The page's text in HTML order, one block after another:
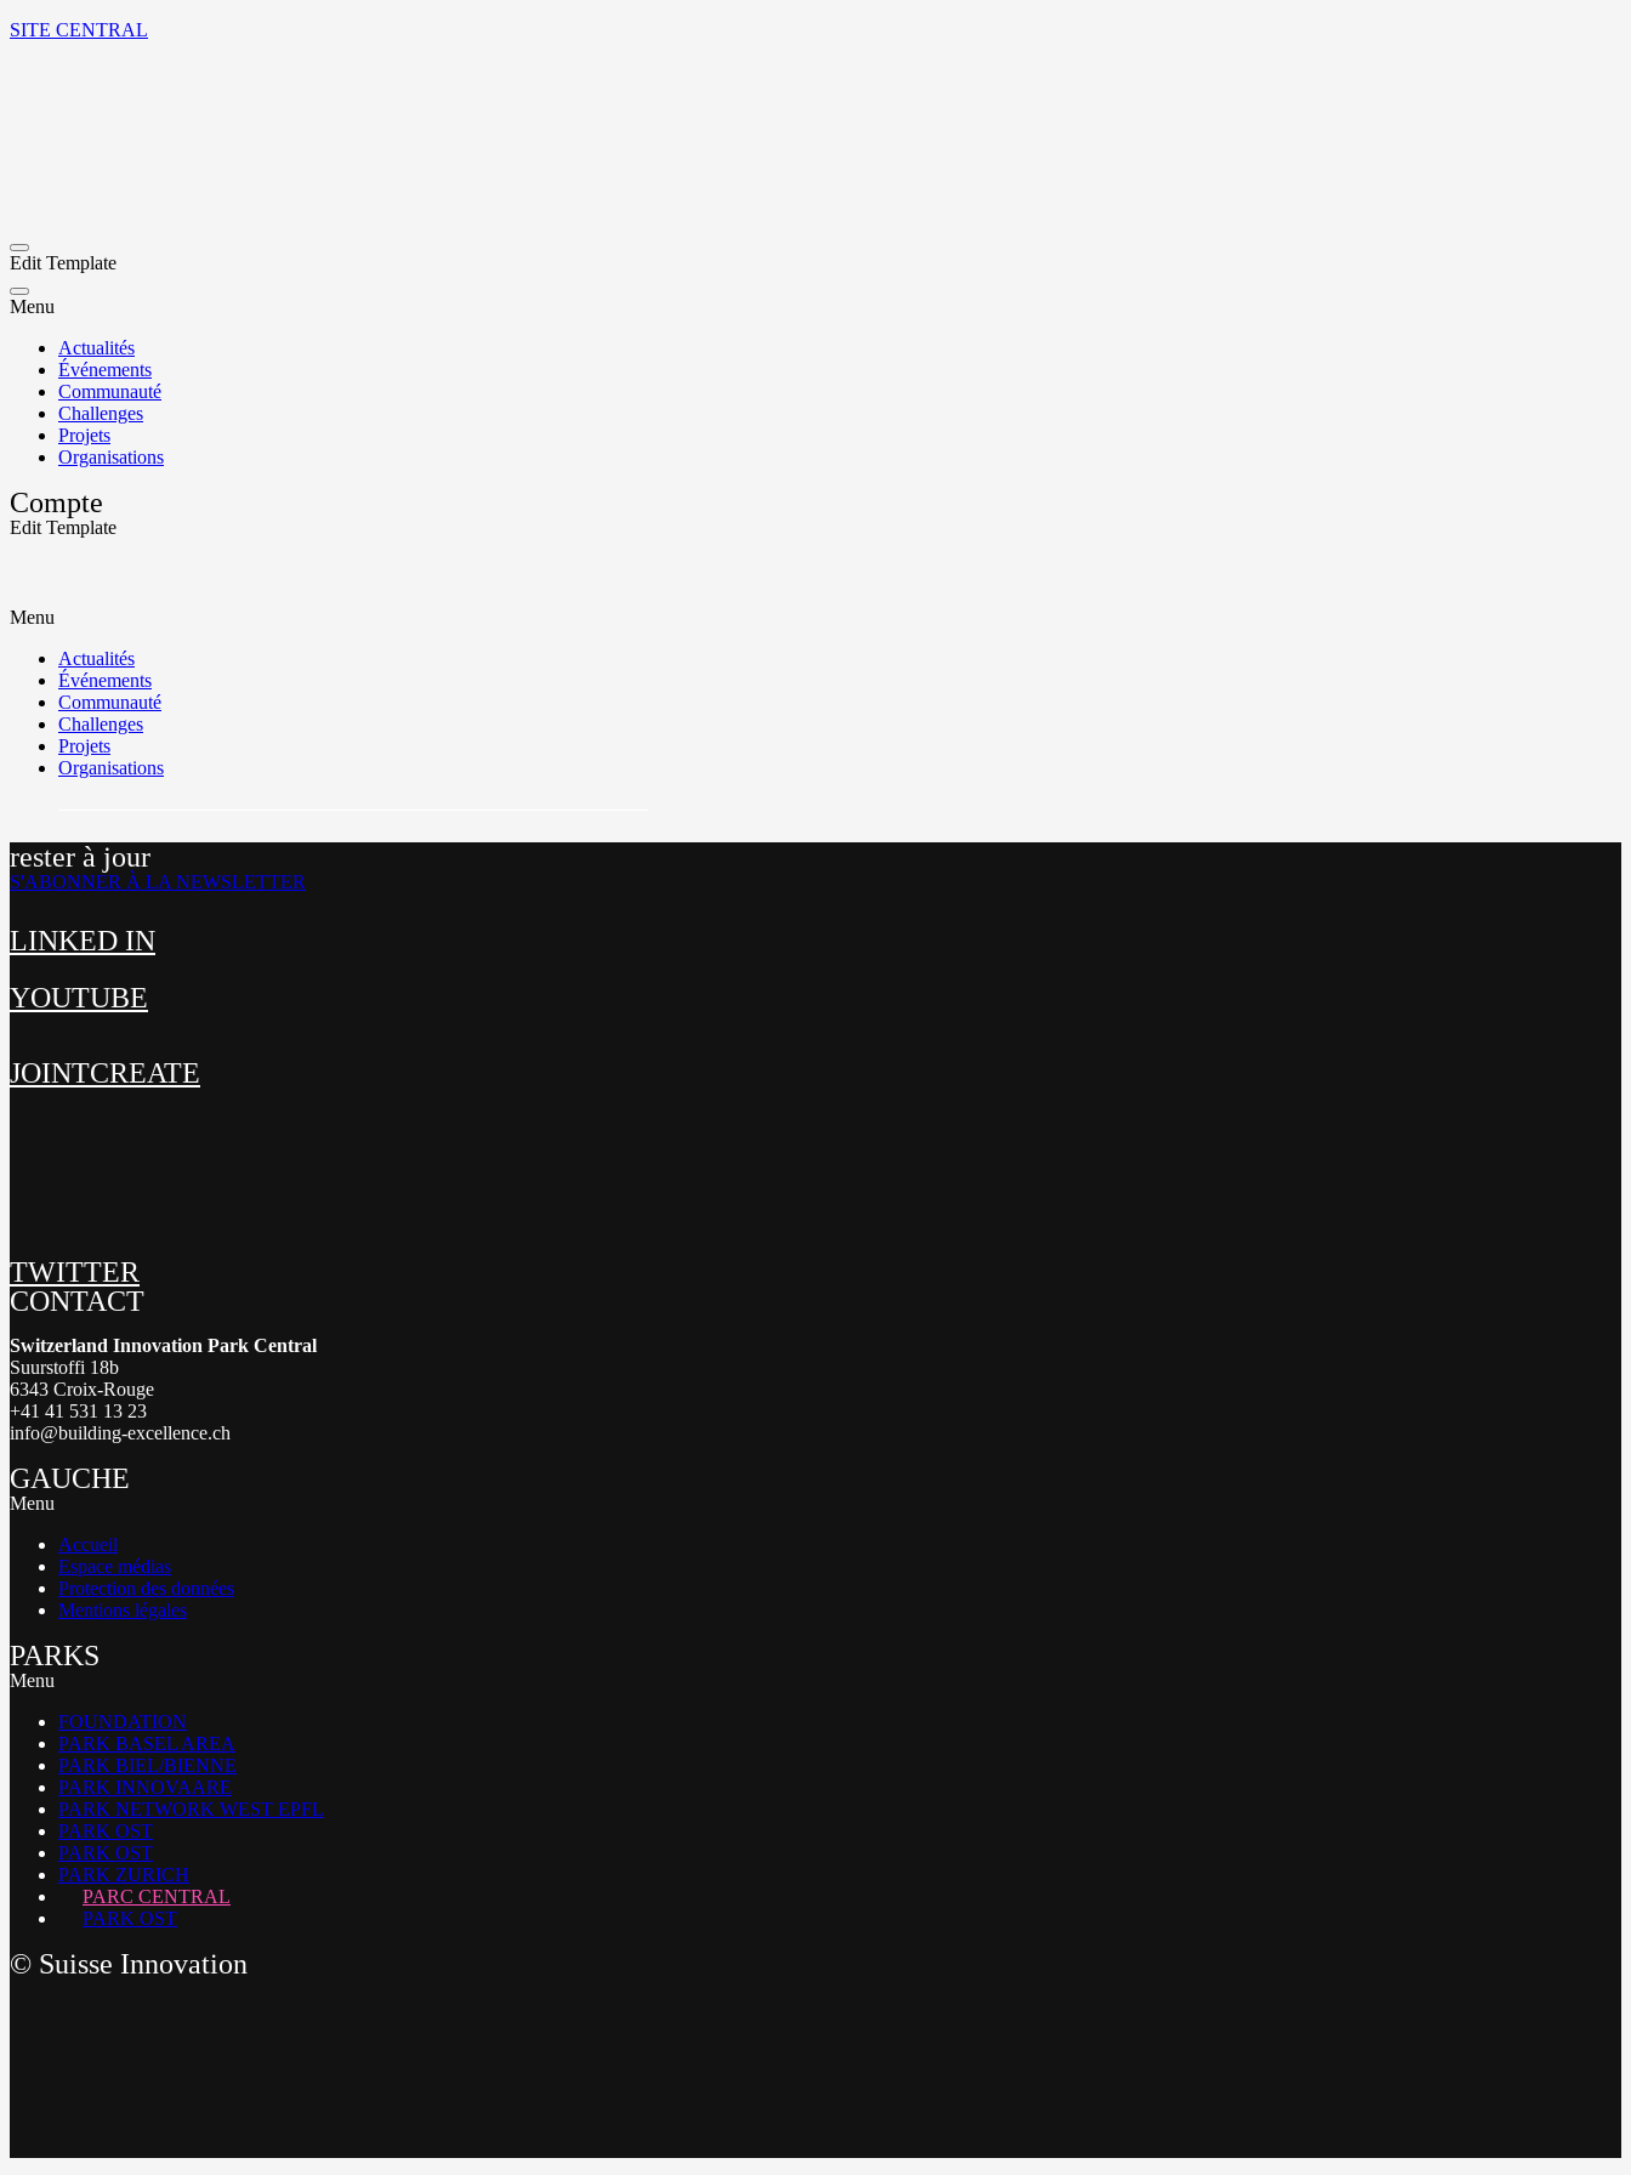
SITE CENTRAL
Menu
Actualités
Événements
Communauté
Challenges
Projets
Organisations
Edit Template
Menu
Actualités
Événements
Communauté
Challenges
Projets
Organisations
Compte
Edit Template
rester à jour
S'ABONNER À LA NEWSLETTER
LINKED IN
YOUTUBE
JOINTCREATE
TWITTER
CONTACT
Switzerland Innovation Park Central
Suurstoffi 18b
6343 Croix-Rouge
+41 41 531 13 23
info@building-excellence.ch
GAUCHE
Menu
Accueil
Espace médias
Protection des données
Mentions légales
PARKS
Menu
FOUNDATION
PARK BASEL AREA
PARK BIEL/BIENNE
PARK INNOVAARE
PARK NETWORK WEST EPFL
PARK OST
PARK OST
PARK ZURICH
PARC CENTRAL
PARK OST
© Suisse Innovation